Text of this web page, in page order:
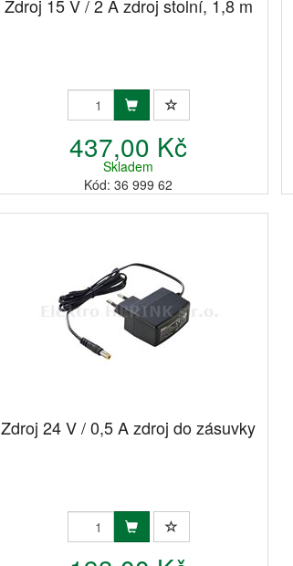
Zdroj 15 V / 2 A zdroj stolní, 1,8 m
437,00 Kč
Skladem
Kód: 36 999 62
Zdroj 24 V / 0,5 A zdroj do zásuvky